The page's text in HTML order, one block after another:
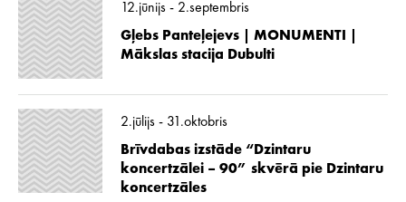
12.jūnijs - 2.septembris
Gļebs Panteļejevs | MONUMENTI |
Mākslas stacija Dubulti
2.jūlijs - 31.oktobris
Brīvdabas izstāde “Dzintaru
koncertzālei – 90” skvērā pie Dzintaru
koncertzāles